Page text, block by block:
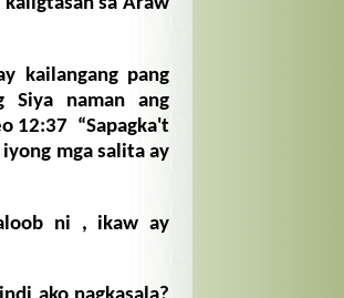
kailangang pang
Siya naman ang
12:37 “Sapagka't
mga salita ay
ni , ikaw ay